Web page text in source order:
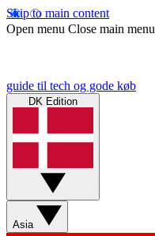
Skip to main content
Open menu Close main menu
guide til tech og gode køb
DK Edition
Asia